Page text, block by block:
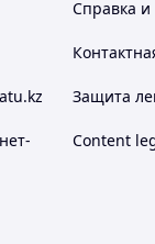
Справка и
Защита
Content